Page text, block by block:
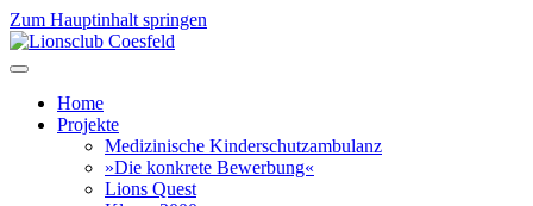
Zum Hauptinhalt springen
Home
Projekte
Medizinische Kinderschutzambulanz
»Die konkrete Bewerbung«
Lions Quest